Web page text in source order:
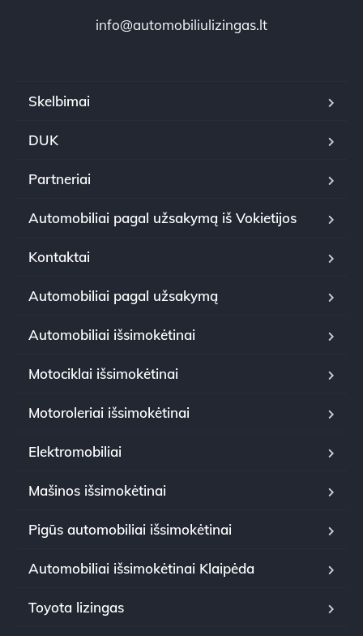
info@automobiliulizingas.lt
Skelbimai
DUK
Partneriai
Automobiliai pagal užsakymą iš Vokietijos
Kontaktai
Automobiliai pagal užsakymą
Automobiliai išsimokėtinai
Motociklai išsimokėtinai
Motoroleriai išsimokėtinai
Elektromobiliai
Mašinos išsimokėtinai
Pigūs automobiliai išsimokėtinai
Automobiliai išsimokėtinai Klaipėda
Toyota lizingas